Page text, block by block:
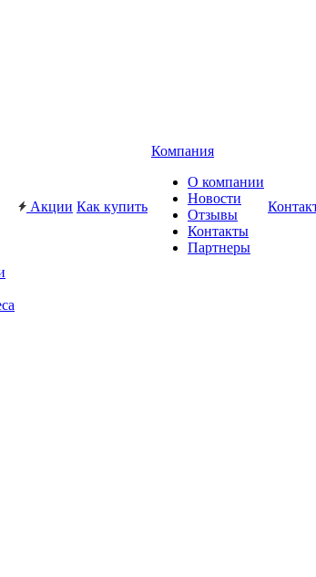
Акции Как купить
Компания
О компании
Новости
Отзывы
Контакты
Партнеры